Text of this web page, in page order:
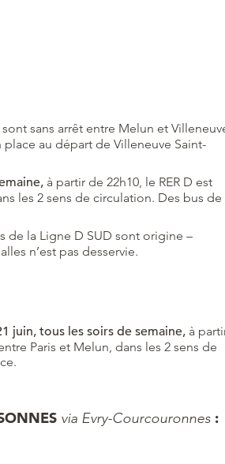
sans arrêt entre Melun et
au départ de Villeneuve Saint-
à partir de 22h10, le RER D est
les 2 sens de circulation. Des bus de
de la Ligne D SUD sont origine –
n’est pas desservie.
juin, tous les soirs de semaine, à
Paris et Melun, dans les 2 sens de
via Evry-Courcouronnes :